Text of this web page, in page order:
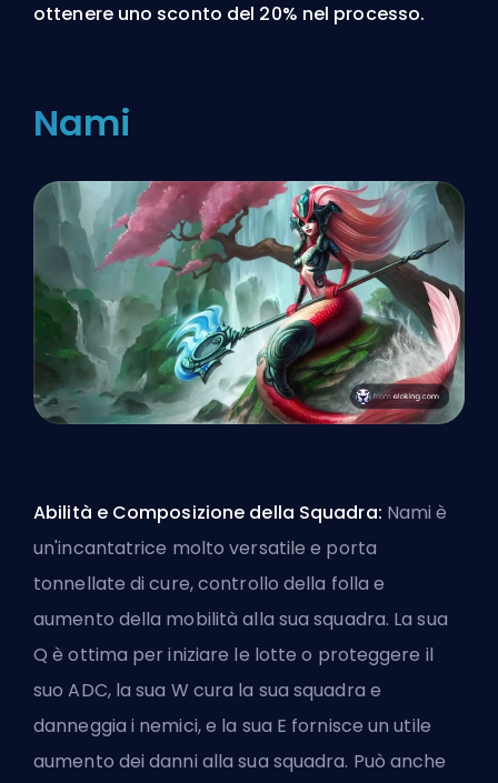
ottenere uno sconto del 20% nel processo.
Nami
Abilità e Composizione della Squadra: Nami è
un'incantatrice molto versatile e porta
tonnellate di cure, controllo della folla e
aumento della mobilità alla sua squadra. La sua
Q è ottima per iniziare le lotte o proteggere il
suo ADC, la sua W cura la sua squadra e
danneggia i nemici, e la sua E fornisce un utile
aumento dei danni alla sua squadra. Può anche